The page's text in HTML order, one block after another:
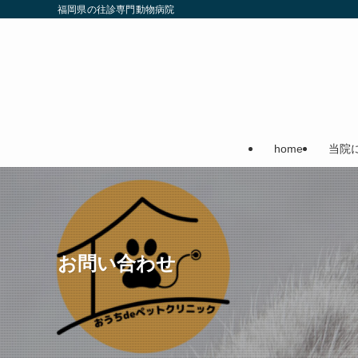
福岡県の往診専門動物病院
home 当院
お問い合わせ